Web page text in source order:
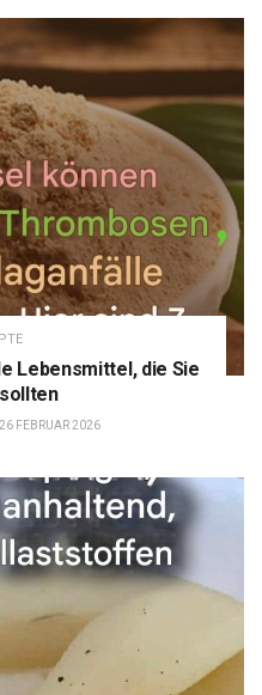
Lebensmittel, die Sie
26 FEBRUAR 2026